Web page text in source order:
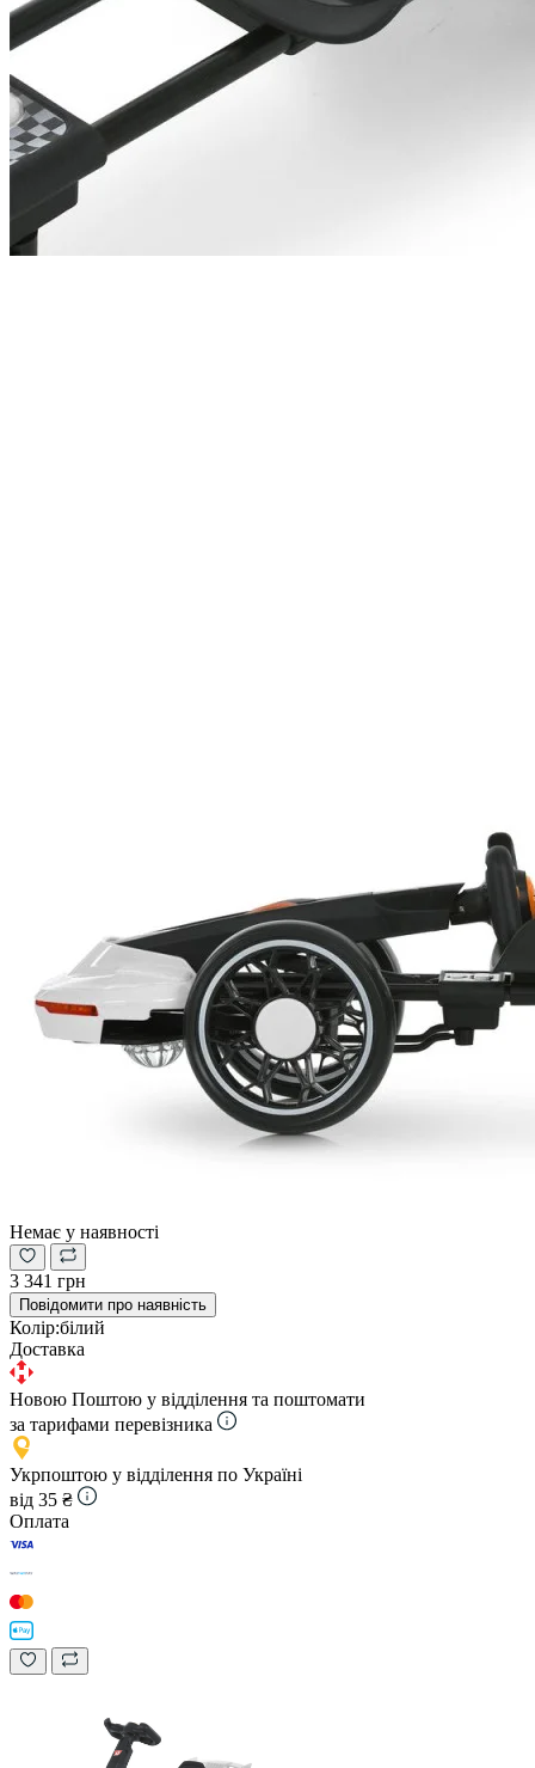
Немає у наявності
3 341 грн
Повідомити про наявність
Колір:білий
Доставка
Новою Поштою у відділення та поштомати
за тарифами перевізника
Укрпоштою у відділення по Україні
від 35 ₴
Оплата